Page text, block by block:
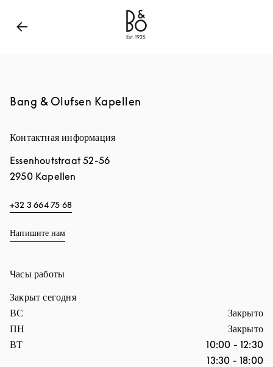
Bang & Olufsen - Exist to Create
Bang & Olufsen Kapellen
Контактная информация
Essenhoutstraat 52-56
2950 Kapellen
+32 3 664 75 68
Напишите нам
Часы работы
Закрыт сегодня
День недели
ВС
Закрыто
ПН
Закрыто
ВТ
10:00 - 12:30
13:30 - 18:00